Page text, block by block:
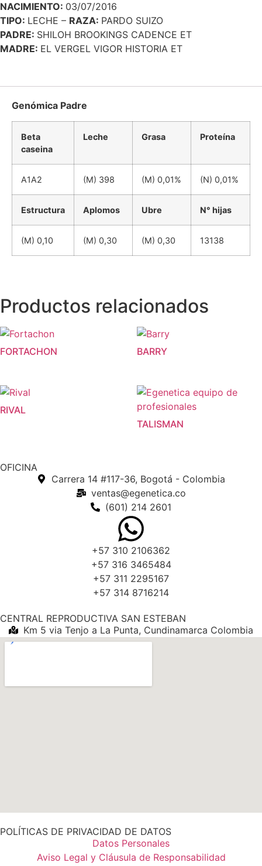
NACIMIENTO: 03/07/2016
TIPO: LECHE – RAZA: PARDO SUIZO
PADRE: SHILOH BROOKINGS CADENCE ET
MADRE: EL VERGEL VIGOR HISTORIA ET
Genómica Padre
Beta
caseina
Leche Grasa Proteína
A1A2 (M) 398 (M) 0,01% (N) 0,01%
Estructura Aplomos Ubre N° hijas
(M) 0,10 (M) 0,30 (M) 0,30 13138
Productos relacionados
FORTACHON BARRY
RIVAL
TALISMAN
OFICINA
Carrera 14 #117-36, Bogotá - Colombia
ventas@egenetica.co
(601) 214 2601
+57 310 2106362
+57 316 3465484
+57 311 2295167
+57 314 8716214
CENTRAL REPRODUCTIVA SAN ESTEBAN
Km 5 via Tenjo a La Punta, Cundinamarca Colombia
POLÍTICAS DE PRIVACIDAD DE DATOS
Datos Personales
Aviso Legal y Cláusula de Responsabilidad